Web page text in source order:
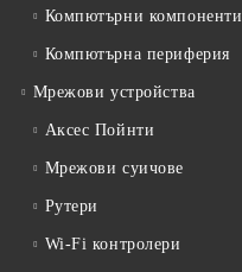
Компютърни компоненти
Компютърна периферия
Мрежови устройства
Аксес Пойнти
Мрежови суичове
Рутери
Wi-Fi контролери